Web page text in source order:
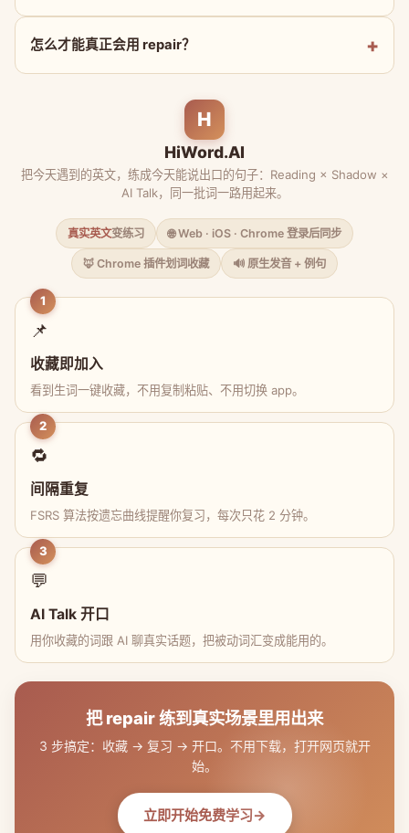
怎么才能真正会用 repair？
H
HiWord.AI
把今天遇到的英文，练成今天能说出口的句子：Reading × Shadow ×
AI Talk，同一批词一路用起来。
真实英文变练习 🌐 Web · iOS · Chrome 登录后同步
🦊 Chrome 插件划词收藏 🔊 原生发音 + 例句
1
📌
收藏即加入
看到生词一键收藏，不用复制粘贴、不用切换 app。
2
🔁
间隔重复
FSRS 算法按遗忘曲线提醒你复习，每次只花 2 分钟。
3
💬
AI Talk 开口
用你收藏的词跟 AI 聊真实话题，把被动词汇变成能用的。
把 repair 练到真实场景里用出来
3 步搞定：收藏 → 复习 → 开口。不用下载，打开网页就开
始。
立即开始免费学习